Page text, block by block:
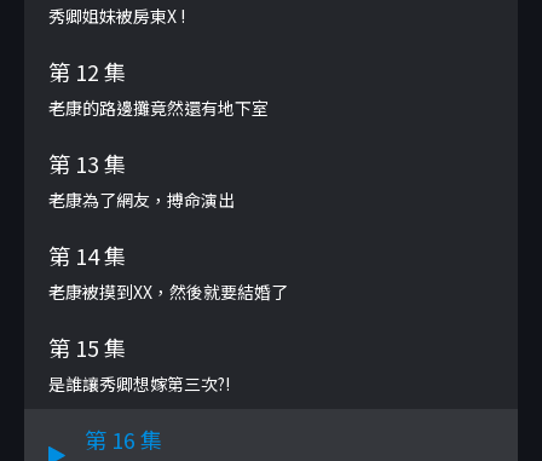
秀卿姐妹被房東X !
第 12 集
老康的路邊攤竟然還有地下室
第 13 集
老康為了網友，搏命演出
第 14 集
老康被摸到XX，然後就要結婚了
第 15 集
是誰讓秀卿想嫁第三次?!
第 16 集